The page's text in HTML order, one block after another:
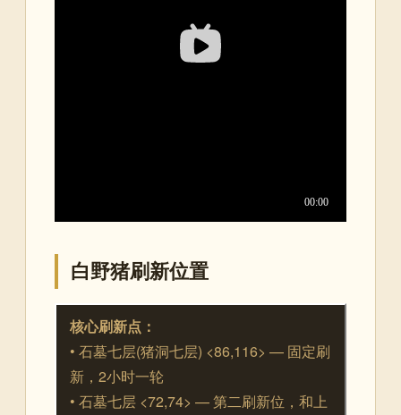
白野猪刷新位置
核心刷新点：
• 石墓七层(猪洞七层) <86,116> — 固定刷
新，2小时一轮
• 石墓七层 <72,74> — 第二刷新位，和上